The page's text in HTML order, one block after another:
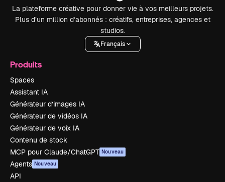
La plateforme créative pour donner vie à vos meilleurs projets.
Plus d’un million d’abonnés : créatifs, entreprises, agences et
studios.
Français
Produits
Spaces
Assistant IA
Générateur d’images IA
Générateur de vidéos IA
Générateur de voix IA
Contenu de stock
MCP pour Claude/ChatGPT Nouveau
Agents Nouveau
API